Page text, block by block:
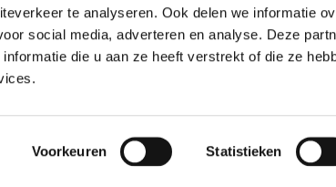
te analyseren. Ook delen we informatie
social media, adverteren en analyse. Deze
die u aan ze heeft verstrekt of die ze
Voorkeuren Statistieken